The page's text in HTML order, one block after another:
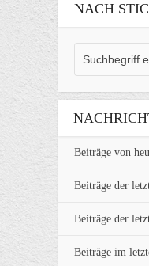
NACH
Beiträge von
Beiträge der
Beiträge der
Beiträge im